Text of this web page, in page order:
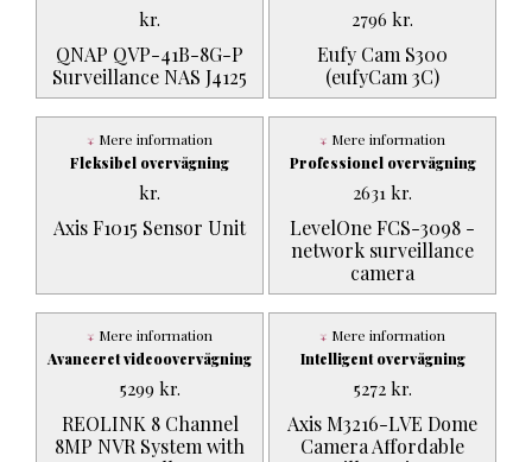
QNAP QVP-41B-8G-P
Surveillance NAS J4125
kr.
Eufy Cam S300
(eufyCam 3C)
2796 kr.
Fleksibel overvågning
Axis F1015 Sensor Unit
kr.
Mere information
Professionel overvågning
LevelOne FCS-3098 -
network surveillance
camera
2631 kr.
Mere information
Avanceret videoovervågning
REOLINK 8 Channel
8MP NVR System with
5299 kr.
Mere information
Intelligent overvågning
Axis M3216-LVE Dome
Camera Affordable
5272 kr.
Mere information